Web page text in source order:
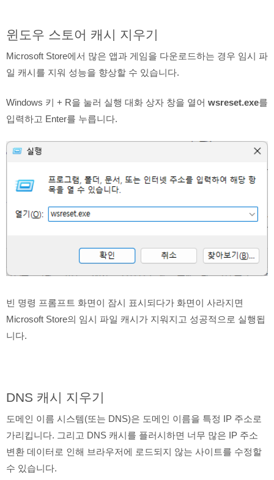
윈도우 스토어 캐시 지우기
Microsoft Store에서 많은 앱과 게임을 다운로드하는 경우 임시 파
일 캐시를 지워 성능을 향상할 수 있습니다.
Windows 키 + R을 눌러 실행 대화 상자 창을 열어 wsreset.exe를
입력하고 Enter를 누릅니다.
빈 명령 프롬프트 화면이 잠시 표시되다가 화면이 사라지면
Microsoft Store의 임시 파일 캐시가 지워지고 성공적으로 실행됩
니다.
DNS 캐시 지우기
도메인 이름 시스템(또는 DNS)은 도메인 이름을 특정 IP 주소로
가리킵니다. 그리고 DNS 캐시를 플러시하면 너무 많은 IP 주소
변환 데이터로 인해 브라우저에 로드되지 않는 사이트를 수정할
수 있습니다.